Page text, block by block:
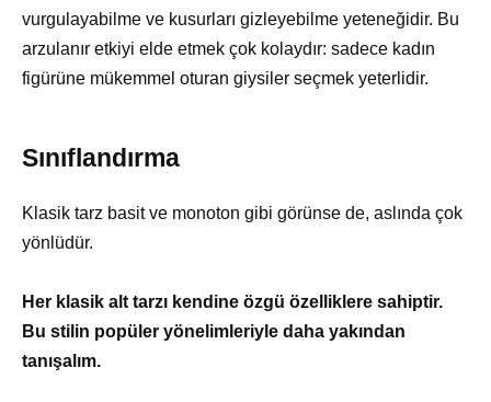
vurgulayabilme ve kusurları gizleyebilme yeteneğidir. Bu
arzulanır etkiyi elde etmek çok kolaydır: sadece kadın
figürüne mükemmel oturan giysiler seçmek yeterlidir.
Sınıflandırma
Klasik tarz basit ve monoton gibi görünse de, aslında çok
yönlüdür.
Her klasik alt tarzı kendine özgü özelliklere sahiptir.
Bu stilin popüler yönelimleriyle daha yakından
tanışalım.